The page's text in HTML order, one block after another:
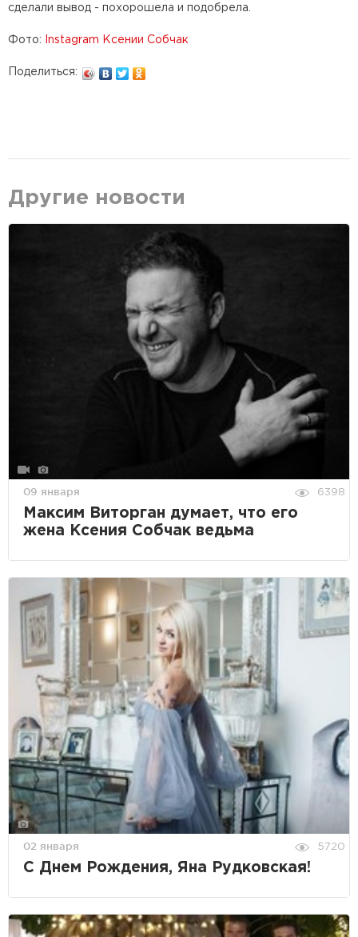
сделали вывод - похорошела и подобрела.
Фото: Instagram Ксении Собчак
Поделиться:
Другие новости
09 января 6398
Максим Виторган думает, что его
жена Ксения Собчак ведьма
02 января 5720
С Днем Рождения, Яна Рудковская!